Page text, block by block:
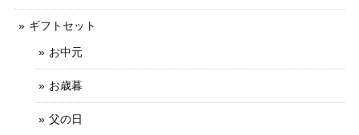
ギフトセット
お中元
お歳暮
父の日